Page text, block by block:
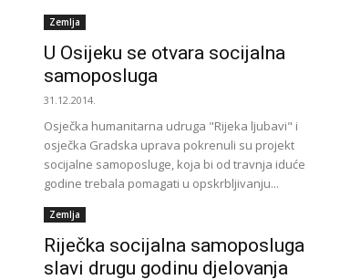
Zemlja
U Osijeku se otvara socijalna
samoposluga
31.12.2014.
Osječka humanitarna udruga "Rijeka ljubavi" i
osječka Gradska uprava pokrenuli su projekt
socijalne samoposluge, koja bi od travnja iduće
godine trebala pomagati u opskrbljivanju...
Zemlja
Riječka socijalna samoposluga
slavi drugu godinu djelovanja